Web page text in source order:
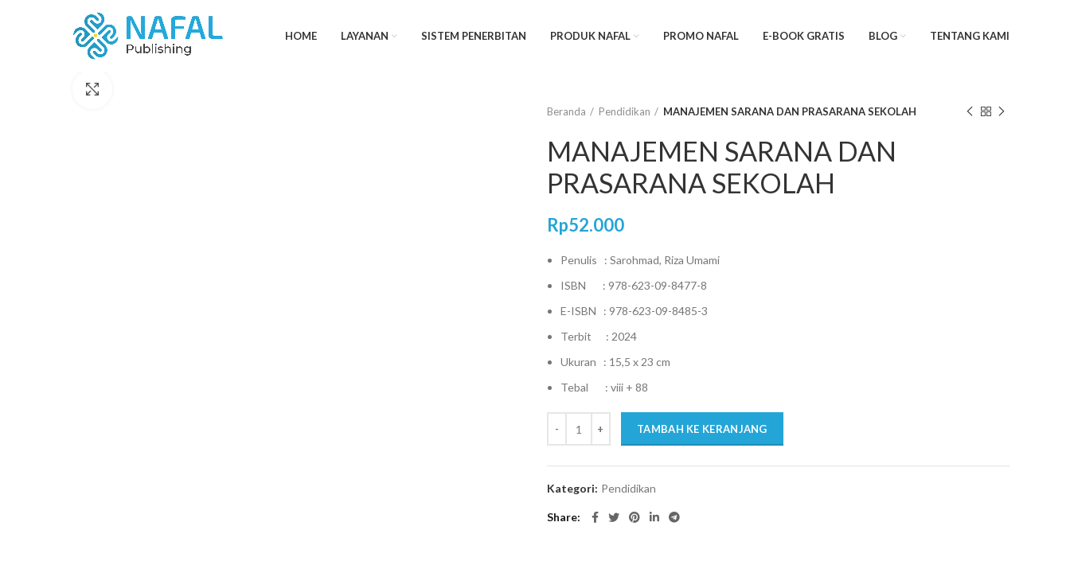
HOME LAYANAN SISTEM PENERBITAN PRODUK NAFAL PROMO NAFAL E-BOOK GRATIS BLOG TENTANG KAMI
Beranda
Pendidikan MANAJEMEN SARANA DAN PRASARANA SEKOLAH
MANAJEMEN SARANA DAN
PRASARANA SEKOLAH
Rp52.000
Penulis : Sarohmad, Riza Umami
ISBN : 978-623-09-8477-8
E-ISBN : 978-623-09-8485-3
Terbit : 2024
Ukuran : 15,5 x 23 cm
Tebal : viii + 88
TAMBAH KE KERANJANG
Kategori: Pendidikan
Share